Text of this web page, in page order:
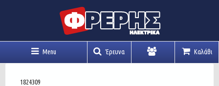
Menu Έρευνα Καλάθι
1824309